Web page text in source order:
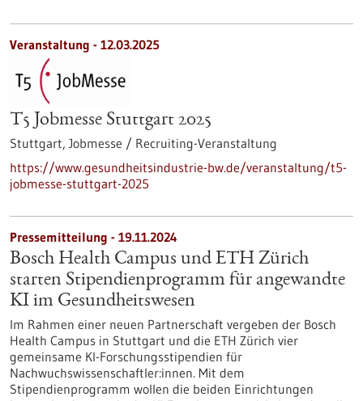
Veranstaltung - 12.03.2025
T5 Jobmesse Stuttgart 2025
Stuttgart, Jobmesse / Recruiting-Veranstaltung
https://www.gesundheitsindustrie-bw.de/veranstaltung/t5-
jobmesse-stuttgart-2025
Pressemitteilung - 19.11.2024
Bosch Health Campus und ETH Zürich
starten Stipendienprogramm für angewandte
KI im Gesundheitswesen
Im Rahmen einer neuen Partnerschaft vergeben der Bosch
Health Campus in Stuttgart und die ETH Zürich vier
gemeinsame KI-Forschungsstipendien für
Nachwuchswissenschaftler:innen. Mit dem
Stipendienprogramm wollen die beiden Einrichtungen